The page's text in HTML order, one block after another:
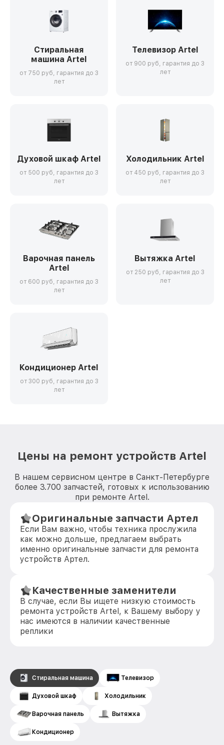
Стиральная
машина Artel
от 750 руб, гарантия до 3
лет
Телевизор Artel
от 900 руб, гарантия до 3
лет
Духовой шкаф Artel
от 500 руб, гарантия до 3
лет
Холодильник Artel
от 450 руб, гарантия до 3
лет
Варочная панель
Artel
от 600 руб, гарантия до 3
лет
Вытяжка Artel
от 250 руб, гарантия до 3
лет
Кондиционер Artel
от 300 руб, гарантия до 3
лет
Цены на ремонт устройств Artel
В нашем сервисном центре в Санкт-Петербурге
более 3.700 запчастей, готовых к использованию
при ремонте Artel.
Оригинальные запчасти Артел
Если Вам важно, чтобы техника прослужила
как можно дольше, предлагаем выбрать
именно оригинальные запчасти для ремонта
устройств Артел.
Качественные заменители
В случае, если Вы ищете низкую стоимость
ремонта устройств Artel, к Вашему выбору у
нас имеются в наличии качественные
реплики
Стиральная машина Телевизор
Духовой шкаф Холодильник
Варочная панель Вытяжка
Кондиционер